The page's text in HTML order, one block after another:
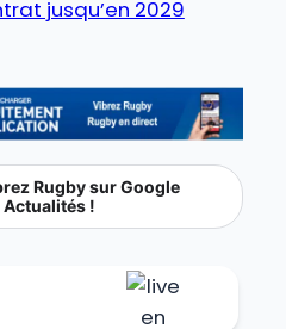
jusqu’en 2029
Rugby sur Google
Actualités !